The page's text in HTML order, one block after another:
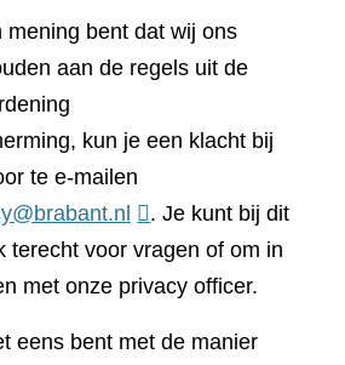
mening bent dat wij ons
aan de regels uit de
kun je een klacht bij
te e-mailen
. Je kunt bij dit
terecht voor vragen of om in
met onze privacy officer.
eens bent met de manier